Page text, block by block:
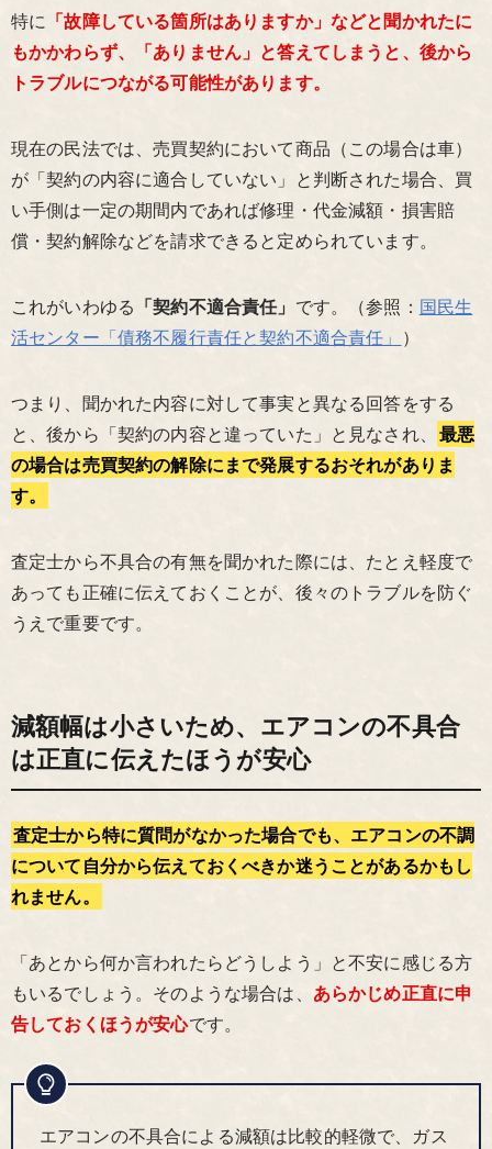
特に 「故障している箇所はありますか」などと聞かれたに
もかかわらず、「ありません」と答えてしまうと、後から
トラブルにつながる可能性があります。
現在の民法では、売買契約において商品（この場合は車）
が「契約の内容に適合していない」と判断された場合、買
い手側は一定の期間内であれば修理・代金減額・損害賠
償・契約解除などを請求できると定められています。
これがいわゆる 「契約不適合責任」 です。（参照： 国民生
活センター「債務不履行責任と契約不適合責任」 ）
つまり、聞かれた内容に対して事実と異なる回答をする
と、後から「契約の内容と違っていた」と見なされ、
最悪
の場合は売買契約の解除にまで発展するおそれがありま
す。
査定士から不具合の有無を聞かれた際には、たとえ軽度で
あっても正確に伝えておくことが、後々のトラブルを防ぐ
うえで重要です。
減額幅は小さいため、エアコンの不具合
は正直に伝えたほうが安心
査定士から特に質問がなかった場合でも、エアコンの不調
について自分から伝えておくべきか迷うことがあるかもし
れません。
「あとから何か言われたらどうしよう」と不安に感じる方
もいるでしょう。そのような場合は、 あらかじめ正直に申
告しておくほうが安心です。
エアコンの不具合による減額は比較的軽微で、ガス